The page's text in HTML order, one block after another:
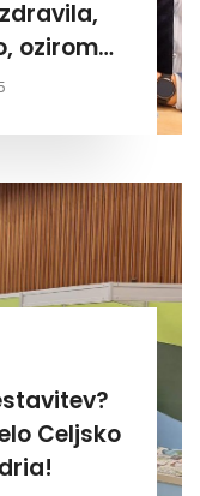
oziroma
Celjsko